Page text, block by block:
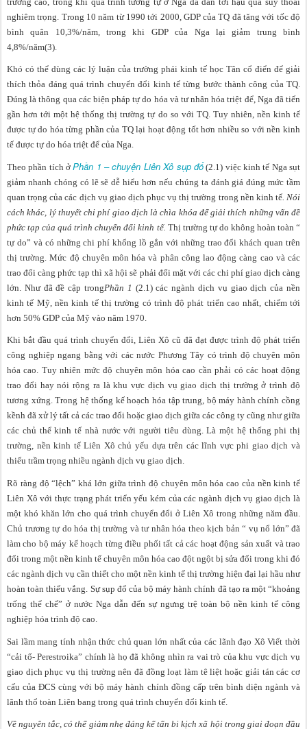
nghiêm trọng. Trong 10 năm từ 1990 tới 2000, GDP của TQ đã tăng với tốc độ
bình quân 10,3%/năm, trong khi GDP của Nga lại giảm trung bình
4,8%/năm(3).
Khó có thể dùng các lý luận của trường phái kinh tế học Tân cổ điển để giải
thích thỏa đáng quá trình chuyển đổi kinh tế từng bước thành công của TQ.
Đúng là thông qua các biện pháp tự do hóa và tư nhân hóa triệt để, Nga đã tiến
gần hơn tới một hệ thống thị trường tự do so với TQ. Tuy nhiên, nền kinh tế
được tự do hóa từng phần của TQ lại hoạt động tốt hơn nhiều so với nền kinh
tế được tự do hóa triệt để của Nga.
Theo phần tích ởPhần 1 – chuyện Liên Xô sụp đổ(2.1) việc kinh tế Nga sụt
giảm nhanh chóng có lẽ sẽ dễ hiểu hơn nếu chúng ta đánh giá đúng mức tầm
quan trọng của các dịch vụ giao dịch phục vụ thị trường trong nền kinh tế. Nói
cách khác, lý thuyết chi phí giao dịch là chìa khóa để giải thích những vấn đề
phức tạp của quá trình chuyển đổi kinh tế. Thị trường tự do không hoàn toàn “
tự do” và có những chi phí khổng lồ gắn với những trao đổi khách quan trên
thị trường. Mức độ chuyên môn hóa và phân công lao động càng cao và các
trao đổi càng phức tạp thì xã hội sẽ phải đối mặt với các chi phí giao dịch càng
lớn. Như đã đề cập trongPhần 1 (2.1) các ngành dịch vụ giao dịch của nền
kinh tế Mỹ, nền kinh tế thị trường có trình độ phát triển cao nhất, chiếm tới
hơn 50% GDP của Mỹ vào năm 1970.
Khi bắt đầu quá trình chuyển đổi, Liên Xô cũ đã đạt được trình độ phát triển
công nghiệp ngang bằng với các nước Phương Tây có trình độ chuyên môn
hóa cao. Tuy nhiên mức độ chuyên môn hóa cao cần phải có các hoạt động
trao đổi hay nói rộng ra là khu vực dịch vụ giao dịch thị trường ở trình độ
tương xứng. Trong hệ thống kế hoạch hóa tập trung, bộ máy hành chính cồng
kềnh đã xử lý tất cả các trao đổi hoặc giao dịch giữa các công ty cũng như giữa
các chủ thể kinh tế nhà nước với người tiêu dùng. Là một hệ thống phi thị
trường, nền kinh tế Liên Xô chủ yếu dựa trên các lĩnh vực phi giao dịch và
thiếu trầm trọng nhiều ngành dịch vụ giao dịch.
Rõ ràng độ “lệch” khá lớn giữa trình độ chuyên môn hóa cao của nền kinh tế
Liên Xô với thực trạng phát triển yếu kém của các ngành dịch vụ giao dịch là
một khó khăn lớn cho quá trình chuyển đổi ở Liên Xô trong những năm đầu.
Chủ trương tự do hóa thị trường và tư nhân hóa theo kịch bản “ vụ nổ lớn” đã
làm cho bộ máy kế hoạch từng điều phối tất cả các hoạt động sản xuất và trao
đổi trong một nền kinh tế chuyên môn hóa cao đột ngột bị sửa đổi trong khi đó
các ngành dịch vụ cần thiết cho một nền kinh tế thị trường hiện đại lại hầu như
hoàn toàn thiếu vắng. Sự sụp đổ của bộ máy hành chính đã tạo ra một “khoảng
trống thể chế” ở nước Nga dẫn đến sự ngưng trệ toàn bộ nền kinh tế công
nghiệp hóa trình độ cao.
Sai lầm mang tính nhận thức chủ quan lớn nhất của các lãnh đạo Xô Viết thời
“cải tổ- Perestroika” chính là họ đã không nhìn ra vai trò của khu vực dịch vụ
giao dịch phục vụ thị trường nên đã đồng loạt làm tê liệt hoặc giải tán các cơ
cấu của ĐCS cùng với bộ máy hành chính đồng cấp trên bình diện ngành và
lãnh thổ toàn Liên bang trong quá trình chuyển đổi kinh tế.
Về nguyên tắc, có thể giảm nhẹ đáng kể tấn bi kịch xã hội trong giai đoạn đầu